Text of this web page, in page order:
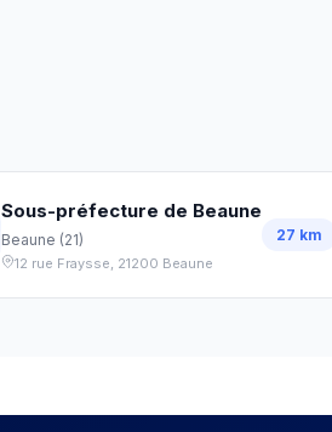
Sous-préfecture de Beaune
Beaune (21)
12 rue Fraysse, 21200 Beaune
27 km